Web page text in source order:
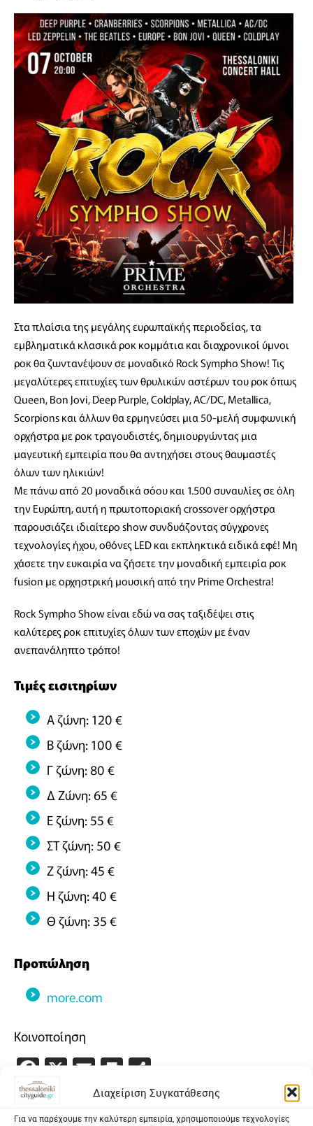
Διαχείριση Συγκατάθεσης
Για να παρέχουμε την καλύτερη εμπειρία, χρησιμοποιούμε τεχνολογίες
Στα πλαίσια της μεγάλης ευρωπαϊκής περιοδείας, τα
εμβληματικά κλασικά ροκ κομμάτια και διαχρονικοί ύμνοι
ροκ θα ζωντανέψουν σε μοναδικό Rock Sympho Show! Τις
μεγαλύτερες επιτυχίες των θρυλικών αστέρων του ροκ όπως
Queen, Bon Jovi, Deep Purple, Coldplay, AC/DC, Metallica,
Scorpions και άλλων θα ερμηνεύσει μια 50-μελή συμφωνική
ορχήστρα με ροκ τραγουδιστές, δημιουργώντας μια
μαγευτική εμπειρία που θα αντηχήσει στους θαυμαστές
όλων των ηλικιών!
Με πάνω από 20 μοναδικά σόου και 1.500 συναυλίες σε όλη
την Ευρώπη, αυτή η πρωτοποριακή crossover ορχήστρα
παρουσιάζει ιδιαίτερο show συνδυάζοντας σύγχρονες
τεχνολογίες ήχου, οθόνες LED και εκπληκτικά ειδικά εφέ! Μη
χάσετε την ευκαιρία να ζήσετε την μοναδική εμπειρία ροκ
fusion με ορχηστρική μουσική από την Prime Orchestra!
Rock Sympho Show είναι εδώ να σας ταξιδέψει στις
καλύτερες ροκ επιτυχίες όλων των εποχών με έναν
ανεπανάληπτο τρόπο!
Τιμές εισιτηρίων
Α ζώνη: 120 €
Β ζώνη: 100 €
Γ ζώνη: 80 €
Δ Ζώνη: 65 €
Ε ζώνη: 55 €
ΣΤ ζώνη: 50 €
Ζ ζώνη: 45 €
Η ζώνη: 40 €
Θ ζώνη: 35 €
Προπώληση
more.com
Κοινοποίηση
Facebook
X EmailPrintFriendly